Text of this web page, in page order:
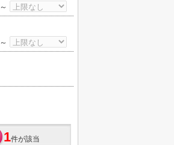
～
～
1件が該当